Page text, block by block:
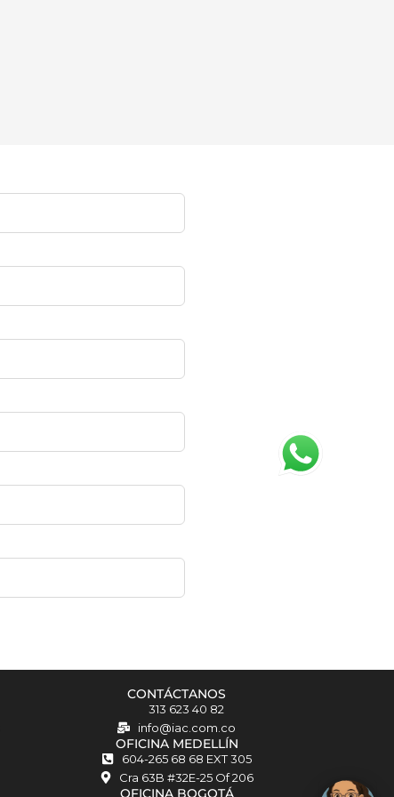
CONTÁCTANOS
313 623 40 82
info@iac.com.co
OFICINA MEDELLÍN
604-265 68 68 EXT 305
Cra 63B #32E-25 Of 206
OFICINA BOGOTÁ